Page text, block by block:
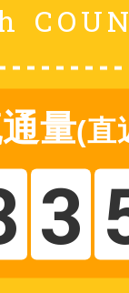
量(直
3
池袋
生駒
秋葉原